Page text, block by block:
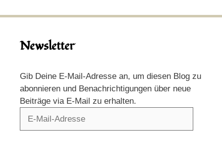
Newsletter
Gib Deine E-Mail-Adresse an, um diesen Blog zu
abonnieren und Benachrichtigungen über neue
Beiträge via E-Mail zu erhalten.